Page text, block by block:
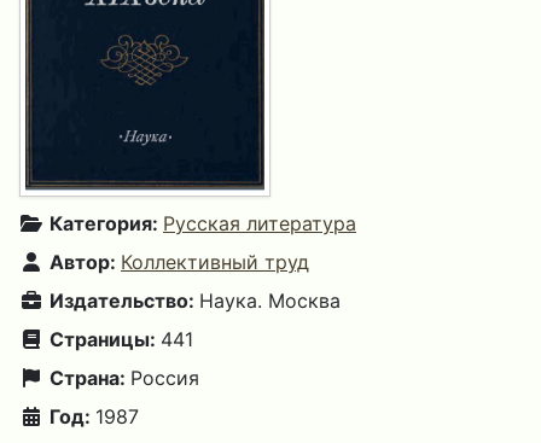
Категория: Русская литература
Автор: Коллективный труд
Издательство: Наука. Москва
Страницы: 441
Страна: Россия
Год: 1987